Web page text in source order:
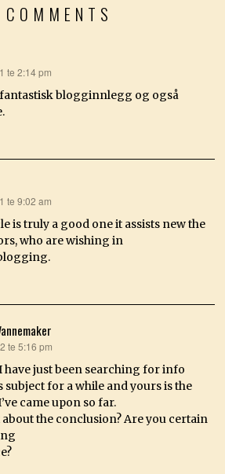
te 2:14 pm
blogginnlegg og også
te 9:02 am
is truly a good one it assists new the
who are wishing in
te 5:16 pm
have just been searching for info
subject for a while and yours is the
came upon so far.
about the conclusion? Are you certain